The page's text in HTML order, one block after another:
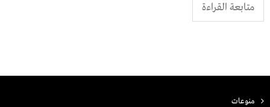
متابعة القراءة
منوعات